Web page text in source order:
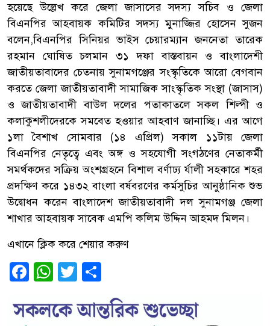
হয়েছে উল্লেখ করে জেলা জাসাসের সদস্য সচিব ও জেলা
বিএনপির আহবায়ক কমিটির সদস্য মুনাজ্জির হোসেন সুজন
বলেন,বিএনপির সিনিয়র ভাইস চেয়ারম্যান জননেতা তারেক
রহমান ঘোষিত চলমান ৩১ দফা বাস্তবায়ন ও বাংলাদেশী
জাতীয়তাবাদের চেতনায় সুনামগঞ্জের সংস্কৃতিকে আরো বেগবান
করতে জেলা জাতীয়তাবাদী সামাজিক সাংস্কৃতিক সংস্থা (জাসাস)
ও জাতীয়তাবাদী বাউল দলের পতাকাতলে সকল শিল্পী ও
কলাকুশলীদেরকে সমবেত হওয়ার আহবাণ জানাচ্ছি। এর আগে
১লা বৈশাখ সোমবার (১৪ এপ্রিল) সকাল ১১টায় জেলা
বিএনপির নেতৃত্বে এবং অঙ্গ ও সহযোগী সংগঠণের নেতাকর্মী
সমর্থকদের সক্রিয় অংশগ্রহনে বিশাল বর্ণাঢ্য র্যালী সহকারে শহর
প্রদক্ষিণ করে ১৪৩২ বাংলা বর্ষবরণের কর্মসুচির আনুষ্ঠানিক শুভ
উদ্বোধন করেন বাংলাদেশ জাতীয়তাবাদী দল সুনামগঞ্জ জেলা
শাখার আহবায়ক সাবেক এমপি কলিম উদ্দিন আহমদ মিলন।
এখানে ক্লিক করে শেয়ার করুণ
Facebook
WhatsApp
Twitter